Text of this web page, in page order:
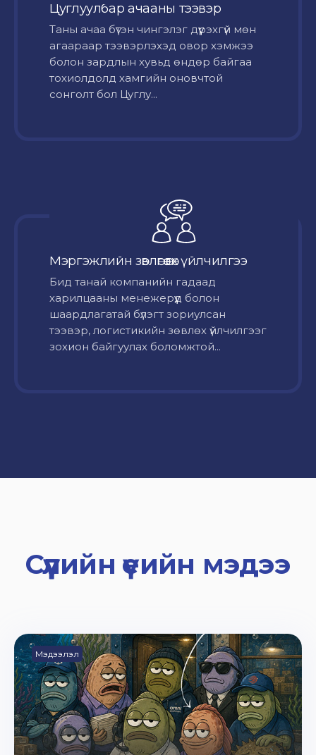
Цуглуулбар ачааны тээвэр
Таны ачаа бүтэн чингэлэг дүүрэхгүй мөн
агаараар тээвэрлэхэд овор хэмжээ
болон зардлын хувьд өндөр байгаа
тохиолдолд хамгийн оновчтой
сонголт бол Цуглу...
Мэргэжлийн зөвлөгөө өгөх үйлчилгээ
Бид танай компанийн гадаад
харилцааны менежерүүд болон
шаардлагатай бүлэгт зориулсан
тээвэр, логистикийн зөвлөх үйлчилгээг
зохион байгуулах боломжтой...
Сүүлийн үеийн мэдээ
Мэдээлэл